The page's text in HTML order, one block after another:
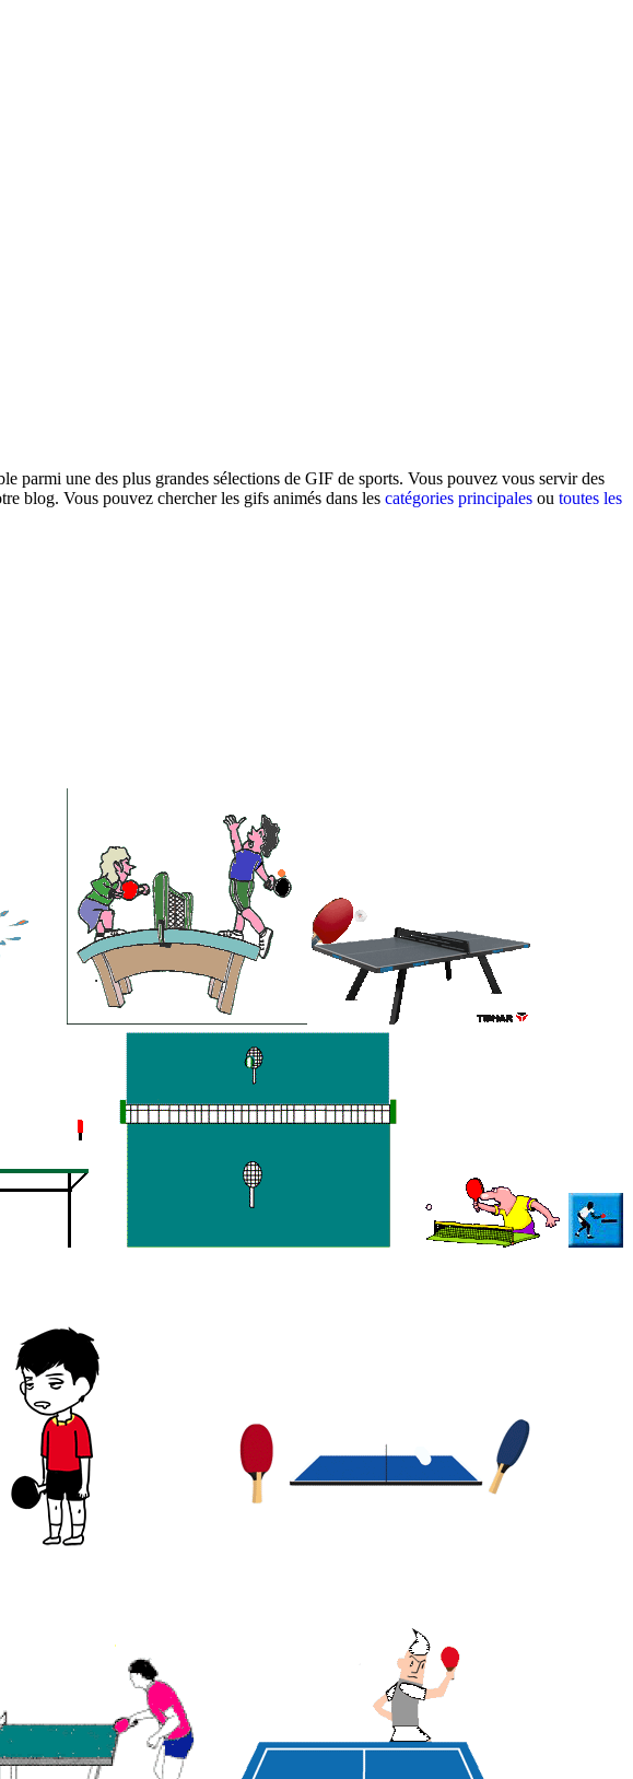
parmi une des plus grandes sélections de GIF de sports. Vous pouvez vous servir des
blog. Vous pouvez chercher les gifs animés dans les catégories principales ou toutes les